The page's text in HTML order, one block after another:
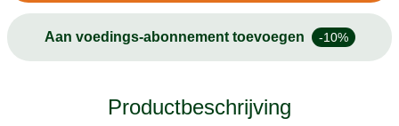
Aan voedings-abonnement toevoegen -10%
Productbeschrijving